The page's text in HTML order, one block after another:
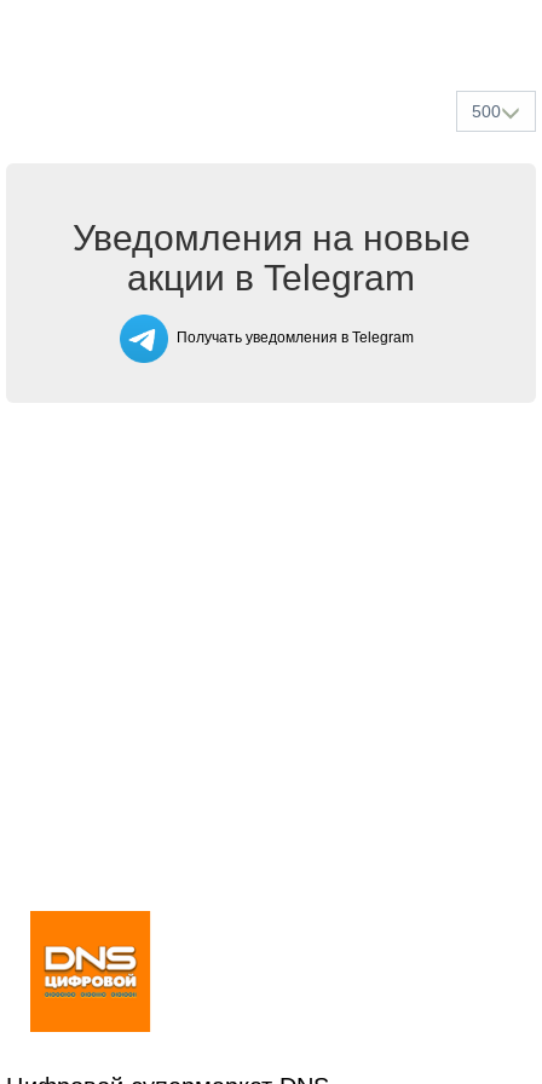
500
Уведомления на новые
акции в Telegram
Получать уведомления в Telegram